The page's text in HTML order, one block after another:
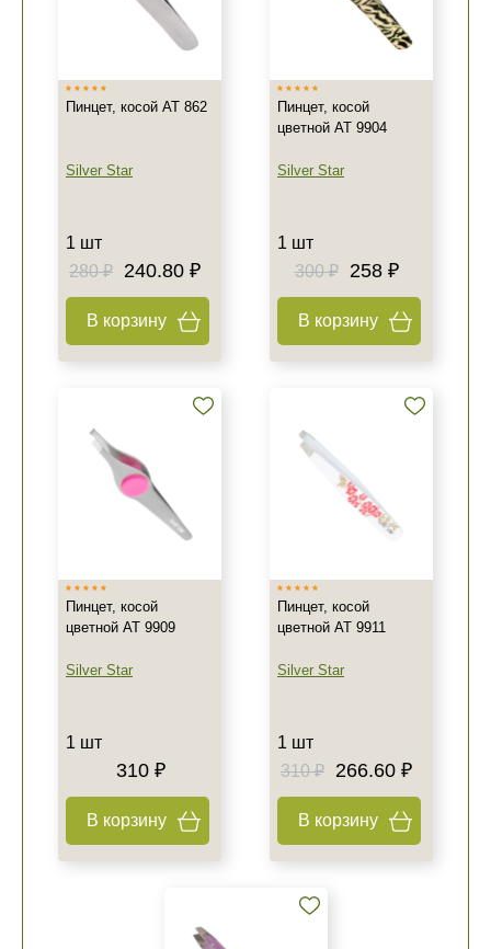
Пинцет, косой AT 862
Silver Star
1 шт
280 ₽
240.80 ₽
В корзину
Пинцет, косой
цветной AT 9904
Silver Star
1 шт
300 ₽
258 ₽
В корзину
Пинцет, косой
цветной AT 9909
Silver Star
1 шт
310 ₽
В корзину
Пинцет, косой
цветной AT 9911
Silver Star
1 шт
310 ₽
266.60 ₽
В корзину